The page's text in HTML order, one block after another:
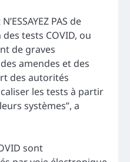
PAS de
tests COVID, ou
de graves
amendes et des
des autorités
les tests à partir
systèmes”, a
sont